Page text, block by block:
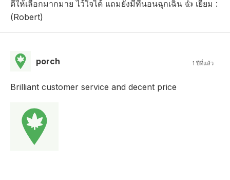
ดีให้เลือกมากมาย ไว้ใจได้ แถมยังมีที่นอนฉุกเฉิน 👍 เยี่ยม :
(Robert)
porch 1 ปีที่แล้ว
Brilliant customer service and decent price